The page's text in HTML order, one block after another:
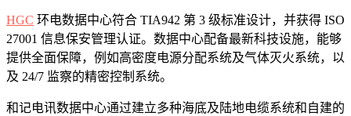
HGC 环电数据中心符合 TIA942 第 3 级标准设计，并获得 ISO
27001 信息保安管理认证。数据中心配备最新科技设施，能够
提供全面保障，例如高密度电源分配系统及气体灭火系统，以
及 24/7 监察的精密控制系统。
和记电讯数据中心通过建立多种海底及陆地电缆系统和自建的